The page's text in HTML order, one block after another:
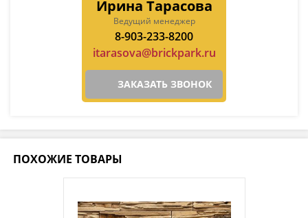
Ирина Тарасова
Ведущий менеджер
8-903-233-8200
itarasova@brickpark.ru
ЗАКАЗАТЬ ЗВОНОК
ПОХОЖИЕ ТОВАРЫ